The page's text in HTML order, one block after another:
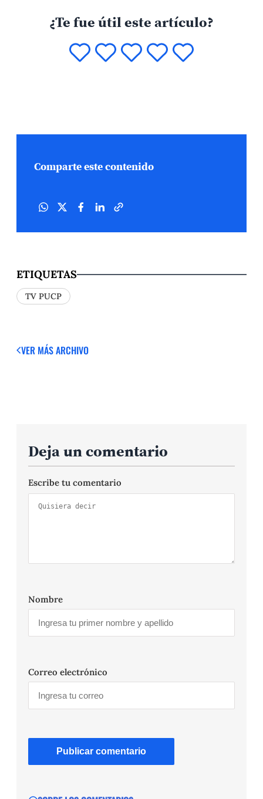
¿Te fue útil este artículo?
Comparte este contenido
ETIQUETAS
TV PUCP
VER MÁSARCHIVO
Deja un comentario
Escribe tu comentario
Nombre
Correo electrónico